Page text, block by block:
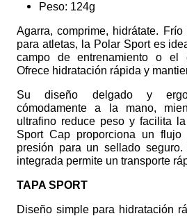
Peso: 124g
Agarra, comprime, hidrátate.
para atletas, la Polar Sport es
campo de entrenamiento o el
Ofrece hidratación rápida y
Su diseño delgado y
cómodamente a la mano,
ultrafino reduce peso y facilita
Sport Cap proporciona un
presión para un sellado
integrada permite un transporte
TAPA SPORT
Diseño simple para hidratación